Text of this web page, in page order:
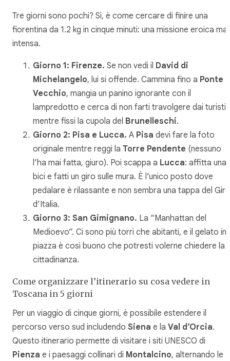
Tre giorni sono pochi? Sì, è come cercare di finire una
fiorentina da 1.2 kg in cinque minuti: una missione eroica ma
intensa.
Giorno 1: Firenze. Se non vedi il David di
Michelangelo, lui si offende. Cammina fino a Ponte
Vecchio, mangia un panino ignorante con il
lampredotto e cerca di non farti travolgere dai turisti
mentre fissi la cupola del Brunelleschi.
Giorno 2: Pisa e Lucca. A Pisa devi fare la foto
originale mentre reggi la Torre Pendente (nessuno
l’ha mai fatta, giuro). Poi scappa a Lucca: affitta una
bici e fatti un giro sulle mura. È l’unico posto dove
pedalare è rilassante e non sembra una tappa del Giro
d’Italia.
Giorno 3: San Gimignano. La “Manhattan del
Medioevo”. Ci sono più torri che abitanti, e il gelato in
piazza è così buono che potresti volerne chiedere la
cittadinanza.
Come organizzare l’itinerario su cosa vedere in
Toscana in 5 giorni
Per un viaggio di cinque giorni, è possibile estendere il
percorso verso sud includendo Siena e la Val d’Orcia.
Questo itinerario permette di visitare i siti UNESCO di
Pienza e i paesaggi collinari di Montalcino, alternando le